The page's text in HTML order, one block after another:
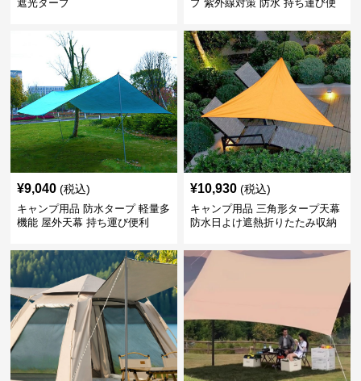
遮光タープ
プ 紫外線対策 防水 持ち運び便
¥9,040 (税込)
キャンプ用品 防水タープ 軽量多
機能 屋外天幕 持ち運び便利
¥10,930 (税込)
キャンプ用品 三角形タープ天幕
防水日よけ遮熱折りたたみ収納